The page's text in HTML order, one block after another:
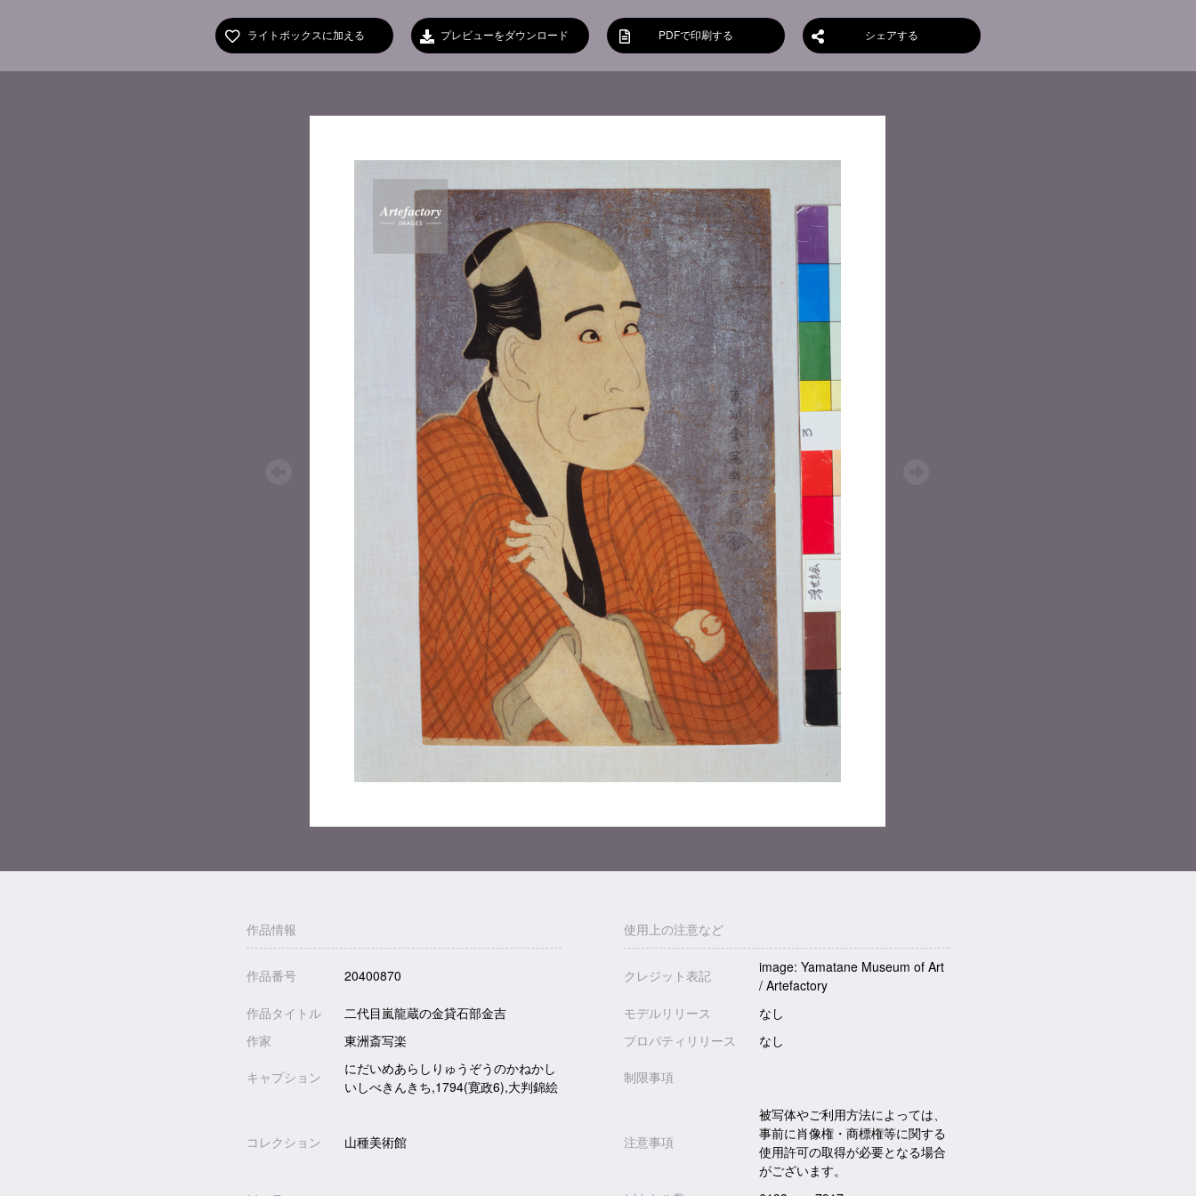
ライトボックスに加える プレビューをダウンロード PDFで印刷する シェアする
作品情報 使用上の注意など
作品番号 20400870 クレジット表記
image: Yamatane Museum of Art
/ Artefactory
作品タイトル
二代目嵐龍蔵の金貸石部金吉 モデルリリース
なし
作家
東洲斎写楽 プロパティリリース なし
キャプション
にだいめあらしりゅうぞうのかねかし
いしべきんきち,1794(寛政6),大判錦絵
制限事項
コレクション 山種美術館 注意事項
被写体やご利用方法によっては、
事前に肖像権・商標権等に関する
使用許可の取得が必要となる場合
がございます。